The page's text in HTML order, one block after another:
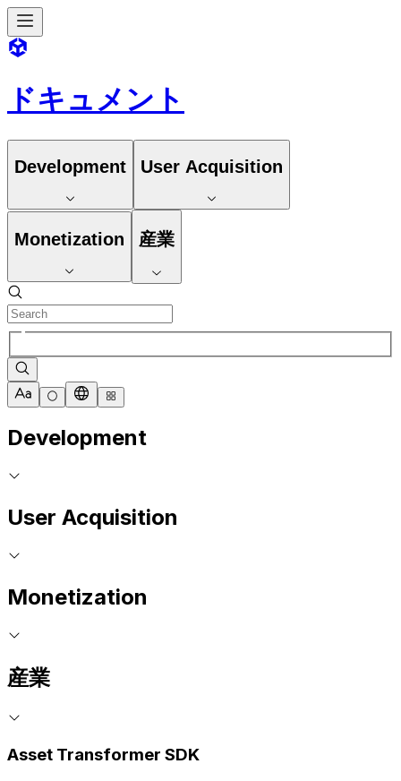
ドキュメント
Development User Acquisition
Monetization 産業
Development
User Acquisition
Monetization
産業
Asset Transformer SDK